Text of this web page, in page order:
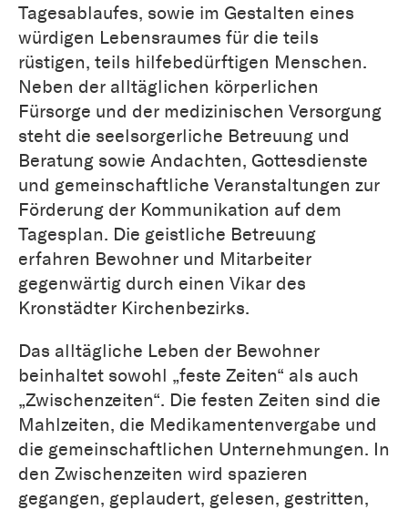
Tagesablaufes, sowie im Gestalten eines
würdigen Lebensraumes für die teils
rüstigen, teils hilfebedürftigen Menschen.
Neben der alltäglichen körperlichen
Fürsorge und der medizinischen Versorgung
steht die seelsorgerliche Betreuung und
Beratung sowie Andachten, Gottesdienste
und gemeinschaftliche Veranstaltungen zur
Förderung der Kommunikation auf dem
Tagesplan. Die geistliche Betreuung
erfahren Bewohner und Mitarbeiter
gegenwärtig durch einen Vikar des
Kronstädter Kirchenbezirks.
Das alltägliche Leben der Bewohner
beinhaltet sowohl „feste Zeiten“ als auch
„Zwischenzeiten“. Die festen Zeiten sind die
Mahlzeiten, die Medikamentenvergabe und
die gemeinschaftlichen Unternehmungen. In
den Zwischenzeiten wird spazieren
gegangen, geplaudert, gelesen, gestritten,